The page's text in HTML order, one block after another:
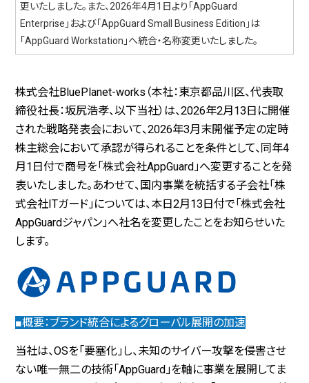
更いたしました。また、2026年4月1日より「AppGuard
Enterprise」および「AppGuard Small Business Edition」は
「AppGuard Workstation」へ統合・名称変更いたしました。
株式会社BluePlanet-works （本社：東京都品川区、代表取
締役社長：坂尻浩孝、以下当社）は、2026年2月 13日に開催
された戦略発表会において、2026年3月末開催予定の定時
株主総会において承認が得られることを条件として、同年4
月 1 日付で商号を「株式会社AppGuard」へ変更することを発
表いたしました。あわせて、国内事業を統括する子会社「株
式会社ITガード」については、本日2月 13日付で「株式会社
AppGuardジャパン」へ社名を変更したことをお知らせいた
します。
■概要：ブランド統合によるグローバル展開の加速
当社は、OSを「要塞化」し、未知のサイバー攻撃を侵害させ
ない唯一無二の技術「AppGuard 」を軸に事業を展開してま